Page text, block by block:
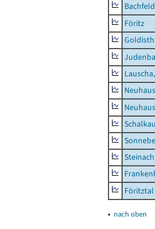
Bachfeld
Föritz
Föritztal
▴ nach oben